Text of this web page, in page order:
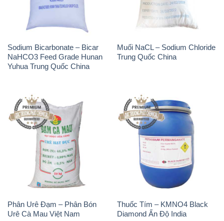
Sodium Bicarbonate – Bicar
NaHCO3 Feed Grade Hunan
Yuhua Trung Quốc China
Muối NaCL – Sodium Chloride
Trung Quốc China
Phân Urê Đạm – Phân Bón
Urê Cà Mau Việt Nam
Thuốc Tím – KMNO4 Black
Diamond Ấn Độ India